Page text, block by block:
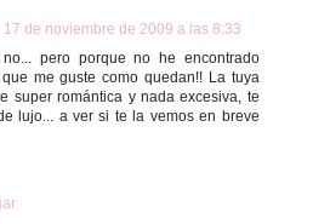
17 de noviembre de 2009 a las 8:33
pero porque no he encontrado
me guste como quedan!! La tuya
super romántica y nada excesiva, te
lujo... a ver si te la vemos en breve